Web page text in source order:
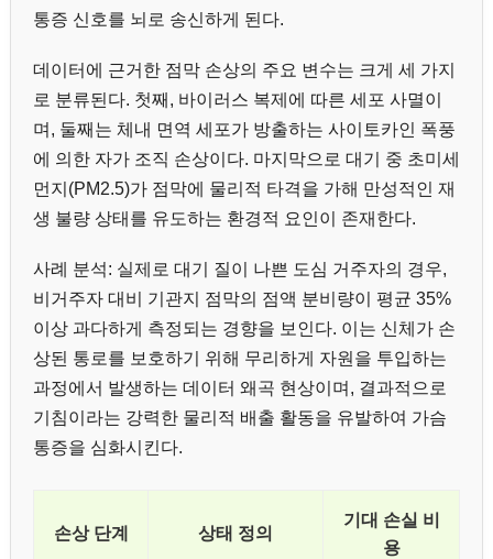
통증 신호를 뇌로 송신하게 된다.
데이터에 근거한 점막 손상의 주요 변수는 크게 세 가지
로 분류된다. 첫째, 바이러스 복제에 따른 세포 사멸이
며, 둘째는 체내 면역 세포가 방출하는 사이토카인 폭풍
에 의한 자가 조직 손상이다. 마지막으로 대기 중 초미세
먼지(PM2.5)가 점막에 물리적 타격을 가해 만성적인 재
생 불량 상태를 유도하는 환경적 요인이 존재한다.
사례 분석: 실제로 대기 질이 나쁜 도심 거주자의 경우,
비거주자 대비 기관지 점막의 점액 분비량이 평균 35%
이상 과다하게 측정되는 경향을 보인다. 이는 신체가 손
상된 통로를 보호하기 위해 무리하게 자원을 투입하는
과정에서 발생하는 데이터 왜곡 현상이며, 결과적으로
기침이라는 강력한 물리적 배출 활동을 유발하여 가슴
통증을 심화시킨다.
손상 단계 상태 정의
기대 손실 비
용